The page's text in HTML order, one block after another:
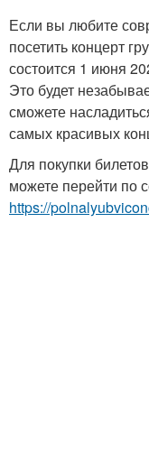
Если вы любите
посетить концерт
состоится 1 июня
Это будет
сможете
самых красивых
Для покупки
можете перейти по
https://